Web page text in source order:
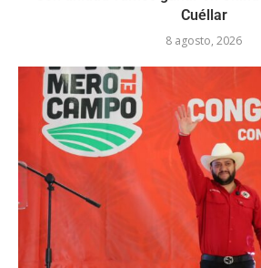
Cuéllar
8 agosto, 2026